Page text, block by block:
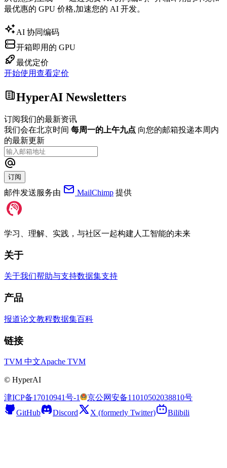
最优惠的 GPU 价格,加速您的 AI 开发。
AI 协同编码
开箱即用的 GPU
最优定价
开始使用查看定价
HyperAI Newsletters
订阅我们的最新资讯
我们会在北京时间 每周一的上午九点 向您的邮箱投递本周内
的最新更新
订阅
邮件发送服务由 MailChimp 提供
学习、理解、实践，与社区一起构建人工智能的未来
关于
关于我们帮助与支持数据集支持
产品
报道论文教程数据集百科
链接
TVM 中文Apache TVM
© HyperAI
津ICP备17010941号-1
京公网安备11010502038810号
GitHub
Discord X (formerly Twitter) Bilibili